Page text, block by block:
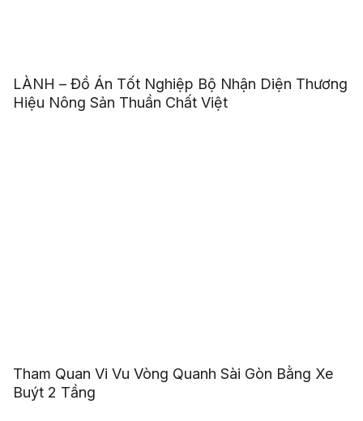
LÀNH – Đồ Án Tốt Nghiệp Bộ Nhận Diện Thương
Hiệu Nông Sản Thuần Chất Việt
Tham Quan Vi Vu Vòng Quanh Sài Gòn Bằng Xe
Buýt 2 Tầng